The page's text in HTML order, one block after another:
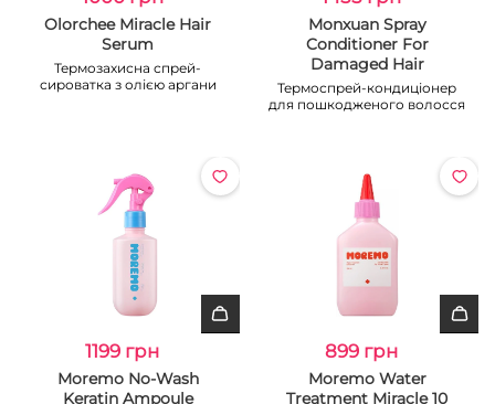
Olorchee Miracle Hair
Serum
Термозахисна спрей-
сироватка з олією аргани
Monxuan Spray
Conditioner For
Damaged Hair
Термоспрей-кондиціонер
для пошкодженого волосся
1199 грн
Moremo No-Wash
Keratin Ampoule
899 грн
Moremo Water
Treatment Miracle 10